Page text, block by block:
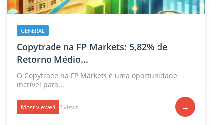
GENERAL
Copytrade na FP Markets: 5,82% de
Retorno Médio...
O Copytrade na FP Markets é uma oportunidade
incrível para...
Most viewed 2 views →